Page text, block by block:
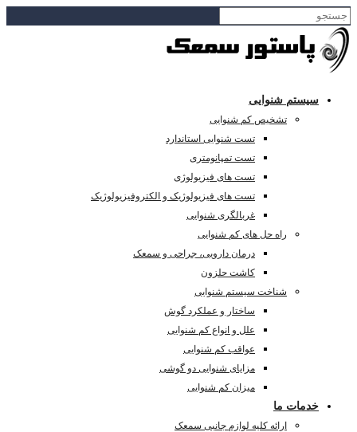
سیستم شنوایی
تشخیص کم شنوایی
تست شنوایی استاندارد
تست تمپانومتری
تست های فیزیولوژی
تست های فیزیولوژیک و الکتروفیزیولوژیک
غربالگری شنوایی
راه حل های کم شنوایی
درمان دارویی، جراحی و سمعک
کاشت حلزون
شناخت سیستم شنوایی
ساختار و عملکرد گوش
علل و انواع کم شنوایی
عواقب کم شنوایی
مزایای شنوایی دو گوشی
میزان کم شنوایی
خدمات ما
ارائه کلیه لوازم جانبی سمعک